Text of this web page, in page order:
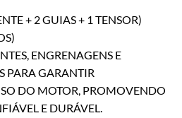
+ 2 GUIAS + 1 TENSOR)
ENGRENAGENS E
PARA GARANTIR
DO MOTOR, PROMOVENDO
E DURÁVEL.